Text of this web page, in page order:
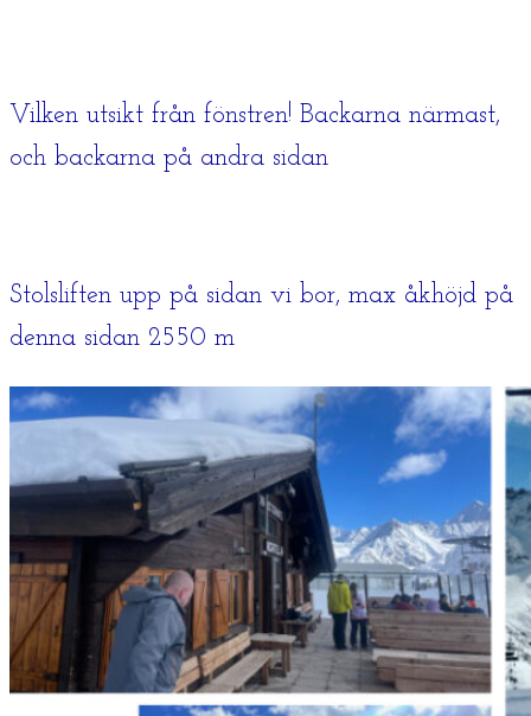
Vilken utsikt från fönstren! Backarna närmast,
och backarna på andra sidan
Stolsliften upp på sidan vi bor, max åkhöjd på
denna sidan 2550 m